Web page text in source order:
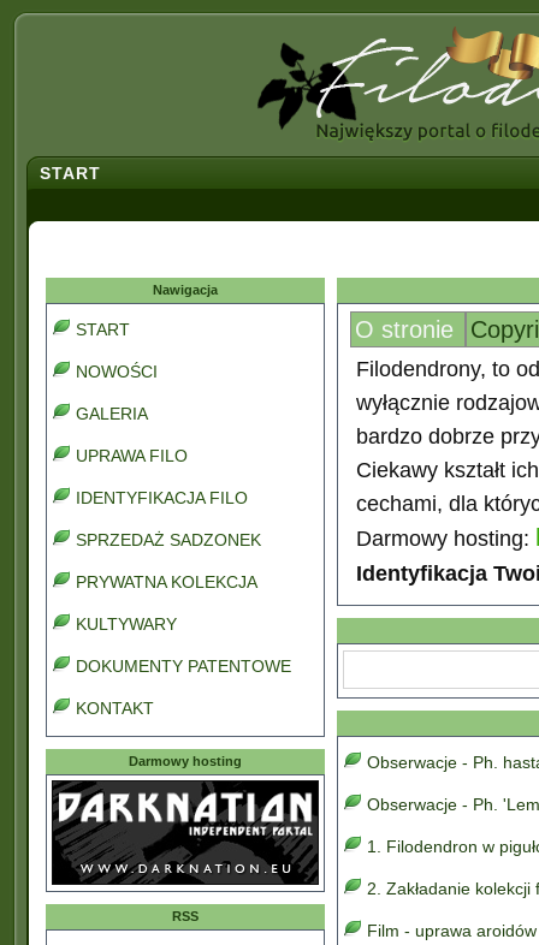
START
Nawigacja
START
NOWOŚCI
GALERIA
UPRAWA FILO
IDENTYFIKACJA FILO
SPRZEDAŻ SADZONEK
PRYWATNA KOLEKCJA
KULTYWARY
DOKUMENTY PATENTOWE
KONTAKT
Darmowy hosting
RSS
O stronie
Filodendrony, to
wyłącznie
bardzo dobrze
Ciekawy kształt
cechami, dla
Darmowy hosting:
Identyfikacja
Obserwacje - Ph.
Obserwacje - Ph.
1. Filodendron w
2. Zakładanie
Film - uprawa